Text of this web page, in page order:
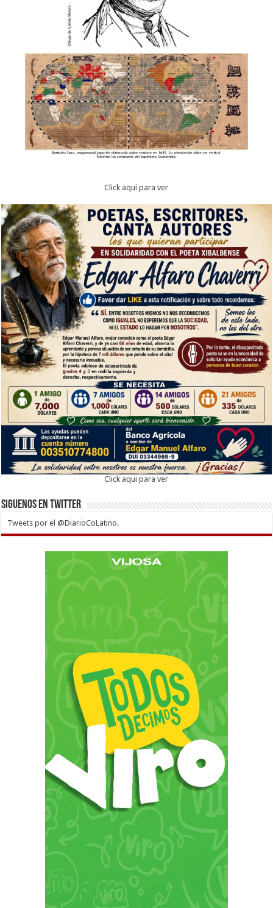
Click aqui para ver
Click aqui para ver
Siguenos en twitter
Tweets por el @DiarioCoLatino.